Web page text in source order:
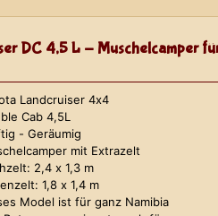
DC 4,5 L - Muschelcamper
Landcruiser 4x4
Cab 4,5L
- Geräumig
mit Extrazelt
2,4 x 1,3 m
1,8 x 1,4 m
Model ist für ganz Namibia